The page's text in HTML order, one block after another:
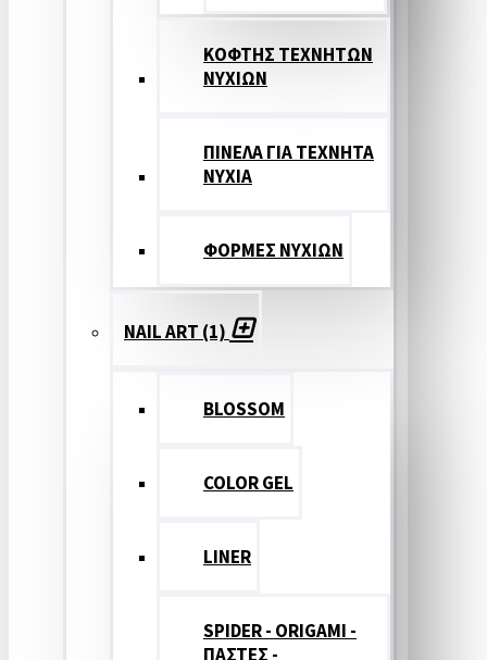
ΚΟΦΤΗΣ ΤΕΧΝΗΤΩΝ
ΝΥΧΙΩΝ
ΠΙΝΕΛΑ ΓΙΑ ΤΕΧΝΗΤΑ
ΝΥΧΙΑ
ΦΟΡΜΕΣ ΝΥΧΙΩΝ
NAIL ART (1)
BLOSSOM
COLOR GEL
LINER
SPIDER - ORIGAMI -
ΠΑΣΤΕΣ -